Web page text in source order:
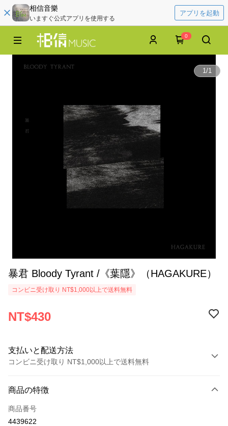
相信音樂
いますぐ公式アプリを使用する
アプリを起動
0
1/1
暴君 Bloody Tyrant /《葉隱》（HAGAKURE）
コンビニ受け取り NT$1,000以上で送料無料
NT$430
支払いと配送方法
コンビニ受け取り NT$1,000以上で送料無料
クレジットカード1回払い
コンビニ店頭代金引換
商品の特徴
商品番号
4439622